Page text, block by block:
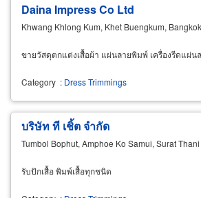
Daina Impress Co Ltd
Khwang Khlong Kum, Khet Buengkum,
ขายวัสดุตกแต่งเสื้อผ้า แผ่นลายพิมพ์ เครื่องรีดแผ่น
Category : Dress Trimmings
บริษัท ที เชิ้ต จำกัด
Tumbol Bophut, Amphoe Ko Samui, Surat
รับปักเสื้อ พิมพ์เสื้อทุกชนิด